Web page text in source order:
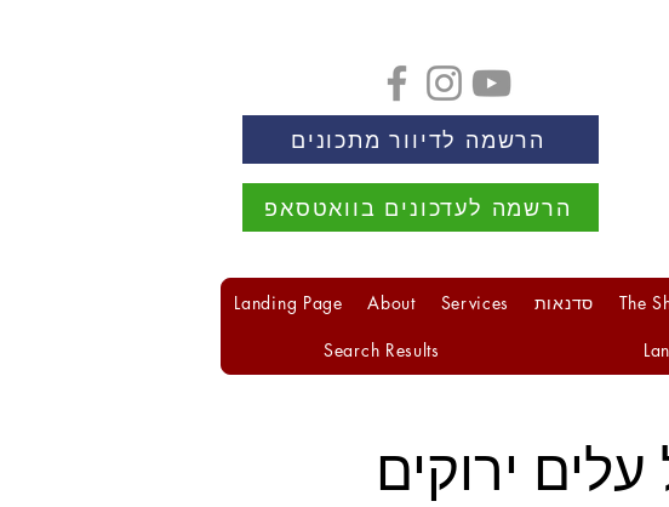
הרשמה לדיוור מתכונים
הרשמה לעדכונים בוואטסאפ
The סדנאות Services
About
Landing Page
Search Results
ירוקים